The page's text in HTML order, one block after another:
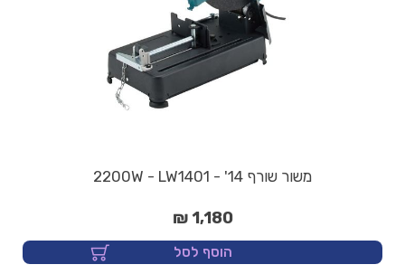
משור שורף 14' - 2200W - LW1401
1,180 ₪
הוסף לסל